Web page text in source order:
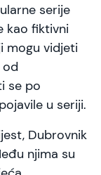
serije
kao fiktivni
mogu vidjeti
od
se po
u seriji.
Dubrovnik
njima su